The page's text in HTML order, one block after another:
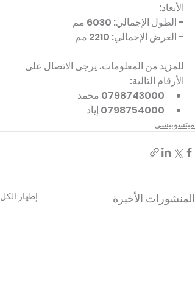
الأبعاد:
- الطول الإجمالي: 6030 مم
- العرض الإجمالي: 2210 مم
للمزيد من المعلومات، يرجى الاتصال على
الأرقام التالية:
0798743000 محمد
0798754000 إياد
ميتسوبيشي
المنشورات الأخيرة إظهار الكل